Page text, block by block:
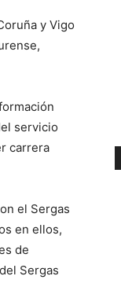
y Vigo
servicio
carrera
el Sergas
en ellos,
de
Sergas